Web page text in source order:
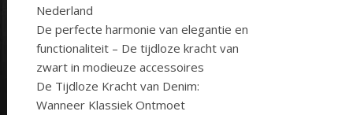
Nederland
De perfecte harmonie van elegantie en
functionaliteit – De tijdloze kracht van
zwart in modieuze accessoires
De Tijdloze Kracht van Denim:
Wanneer Klassiek Ontmoet